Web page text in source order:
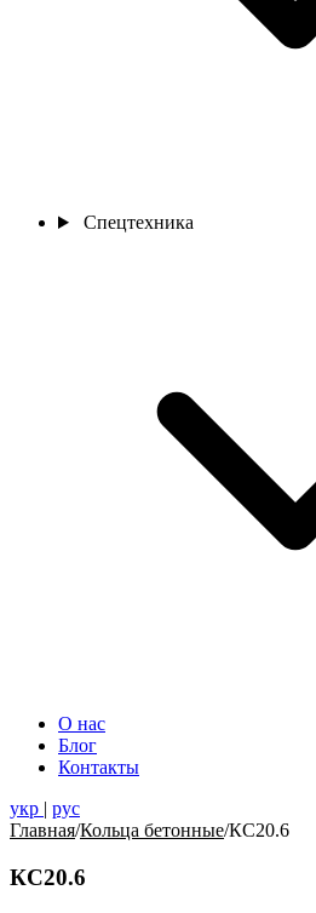
Спецтехника
О нас
Блог
Контакты
укр | рус
Главная/Кольца бетонные/КС20.6
КС20.6